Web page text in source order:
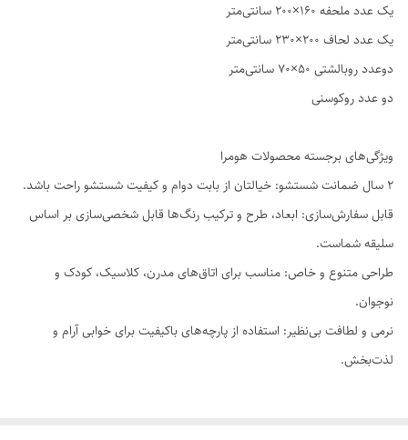
یک عدد ملحفه ۱۶۰×۲۰۰ سانتی‌متر
یک عدد لحاف ۲۰۰×۲۳۰ سانتی‌متر
دوعدد روبالشتی ۵۰×۷۰ سانتی‌متر
دو عدد روکوسنی
ویژگی‌های برجسته محصولات هومرا
۲ سال ضمانت شستشو: خیالتان از بابت دوام و کیفیت شستشو راحت باشد.
قابل سفارش‌سازی: ابعاد، طرح و ترکیب رنگ‌ها قابل شخصی‌سازی بر اساس
سلیقه شماست.
طراحی متنوع و خاص: مناسب برای اتاق‌های مدرن، کلاسیک، کودک و
نوجوان.
نرمی و لطافت بی‌نظیر: استفاده از پارچه‌های باکیفیت برای خوابی آرام و
لذت‌بخش.